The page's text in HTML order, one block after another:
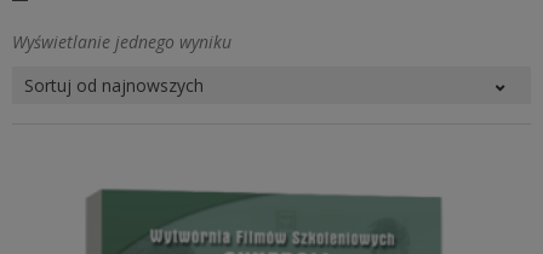
Wyświetlanie jednego wyniku